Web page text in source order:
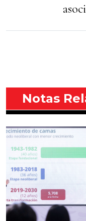
Notas